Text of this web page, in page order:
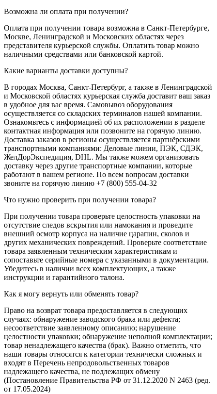
Возможна ли оплата при получении?
Оплата при получении товара возможна в Санкт-Петербурге,
Москве, Ленинградской и Московских областях через
представителя курьерской службы. Оплатить товар можно
наличными средствами или банковской картой.
Какие варианты доставки доступны?
В городах Москва, Санкт-Петербург, а также в Ленинградской
и Московской областях курьерская служба доставит ваш заказ
в удобное для вас время. Самовывоз оборудования
осуществляется со складских терминалов нашей компании.
Ознакомьтесь с информацией об их расположении в разделе
контактная информация или позвоните на горячую линию.
Доставка заказов в регионы осуществляется партнёрскими
транспортными компаниями: Деловые линии, ПЭК, СДЭК,
ЖелДорЭкспедиция, DHL. Мы также можем организовать
доставку через другие транспортные компании, которые
работают в вашем регионе. По всем вопросам доставки
звоните на горячую линию +7 (800) 555-04-32
Что нужно проверить при получении товара?
При получении товара проверьте целостность упаковки на
отсутствие следов вскрытия или намокания и проведите
внешний осмотр корпуса на наличие царапин, сколов и
других механических повреждений. Проверьте соответствие
товара заявленным техническим характеристикам и
сопоставьте серийные номера с указанными в документации.
Убедитесь в наличии всех комплектующих, а также
инструкции и гарантийного талона.
Как я могу вернуть или обменять товар?
Право на возврат товара предоставляется в следующих
случаях: обнаружение заводского брака или дефекта;
несоответствие заявленному описанию; нарушение
целостности упаковки; обнаружение неполной комплектации;
товар ненадлежащего качества (брак). Важно отметить, что
наши товары относятся к категории технически сложных и
входят в Перечень непродовольственных товаров
надлежащего качества, не подлежащих обмену
(Постановление Правительства РФ от 31.12.2020 N 2463 (ред.
от 17.05.2024)